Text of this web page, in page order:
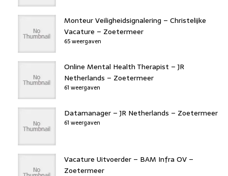
Monteur Veiligheidsignalering – Christelijke
Vacature – Zoetermeer
65 weergaven
Online Mental Health Therapist – JR
Netherlands – Zoetermeer
61 weergaven
Datamanager – JR Netherlands – Zoetermeer
61 weergaven
Vacature Uitvoerder – BAM Infra OV –
Zoetermeer